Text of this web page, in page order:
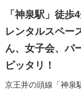
「神泉駅」徒
レンタルスペー
ん、女子会、パ
ピッタリ！
京王井の頭線「神泉